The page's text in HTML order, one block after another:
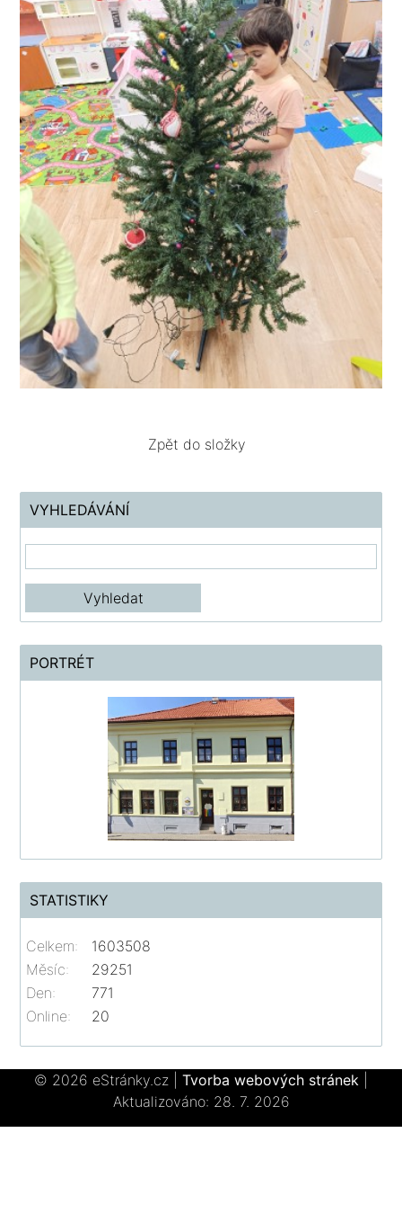
Zpět do složky
VYHLEDÁVÁNÍ
PORTRÉT
STATISTIKY
Online: 20
Celkem:
1603508
Měsíc:
29251
Den:
771
© 2026 eStránky.cz Tvorba webových stránek
Aktualizováno: 28. 7. 2026